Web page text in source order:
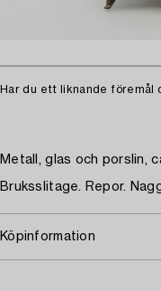
Har du ett liknande föremål
Metall, glas och porslin,
Bruksslitage. Repor.
Köpinformation